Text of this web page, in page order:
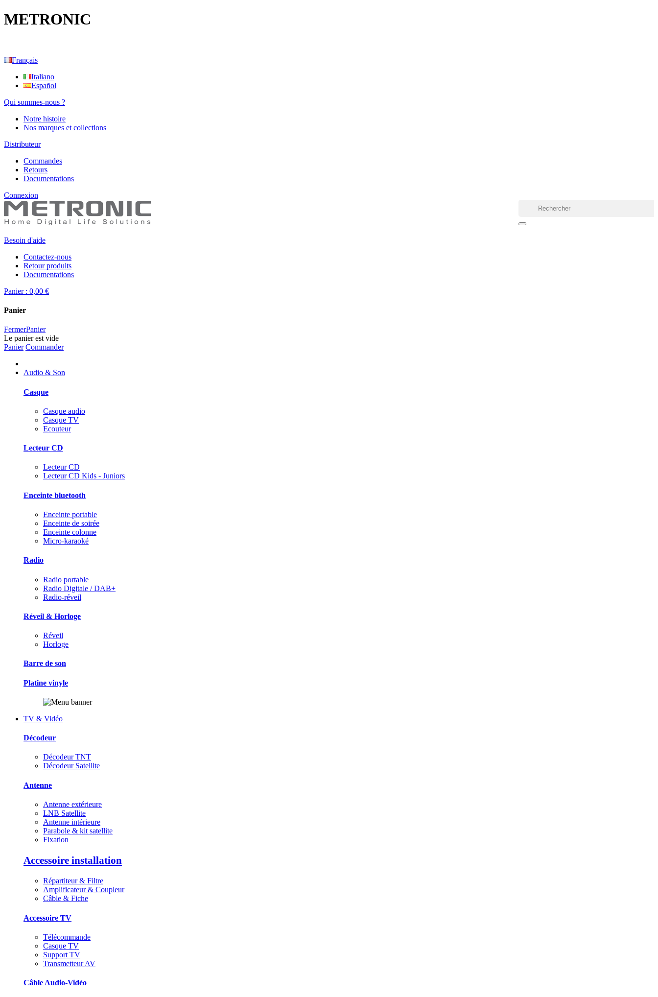
METRONIC
Français
Italiano
Español
Qui sommes-nous ?
Notre histoire
Nos marques et collections
Distributeur
Commandes
Retours
Documentations
Connexion
Besoin d'aide
Contactez-nous
Retour produits
Documentations
Panier : 0,00 €
Panier
FermerPanier
Le panier est vide
Panier Commander
Audio & Son
Casque
Casque audio
Casque TV
Ecouteur
Lecteur CD
Lecteur CD
Lecteur CD Kids - Juniors
Enceinte bluetooth
Enceinte portable
Enceinte de soirée
Enceinte colonne
Micro-karaoké
Radio
Radio portable
Radio Digitale / DAB+
Radio-réveil
Réveil & Horloge
Réveil
Horloge
Barre de son
Platine vinyle
TV & Vidéo
Décodeur
Décodeur TNT
Décodeur Satellite
Antenne
Antenne extérieure
LNB Satellite
Antenne intérieure
Parabole & kit satellite
Fixation
Accessoire installation
Répartiteur & Filtre
Amplificateur & Coupleur
Câble & Fiche
Accessoire TV
Télécommande
Casque TV
Support TV
Transmetteur AV
Câble Audio-Vidéo